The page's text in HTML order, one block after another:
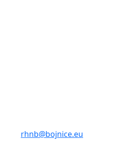
rhnb@bojnice.eu